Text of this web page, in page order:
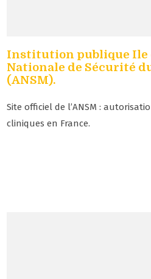
Institution publique Ile
Nationale de Sécurité
(ANSM).
Site officiel de l’ANSM :
cliniques en France.